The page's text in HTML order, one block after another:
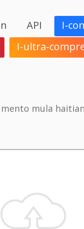
API I-
I-ultra-
mula